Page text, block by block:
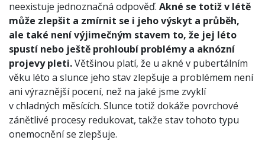
neexistuje jednoznačná odpověď. Akné se totiž v létě
může zlepšit a zmírnit se i jeho výskyt a průběh,
ale také není výjimečným stavem to, že jej léto
spustí nebo ještě prohloubí problémy a aknózní
projevy pleti.Většinou platí, že u akné v pubertálním
věku léto a slunce jeho stav zlepšuje a problémem není
ani výraznější pocení, než na jaké jsme zvyklí
v chladných měsících. Slunce totiž dokáže povrchové
zánětlivé procesy redukovat, takže stav tohoto typu
onemocnění se zlepšuje.